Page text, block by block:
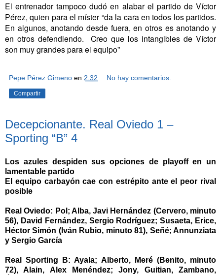
El entrenador tampoco dudó en alabar el partido de Víctor
Pérez, quien para el míster “da la cara en todos los partidos.
En algunos, anotando desde fuera, en otros es anotando y
en otros defendiendo. Creo que los intangibles de Víctor
son muy grandes para el equipo”
Pepe Pérez Gimeno en 2:32 No hay comentarios:
Compartir
Decepcionante. Real Oviedo 1 –
Sporting “B” 4
Los azules despiden sus opciones de playoff en un
lamentable partido
El equipo carbayón cae con estrépito ante el peor rival
posible
Real Oviedo: Pol; Alba, Javi Hernández (Cervero, minuto
56), David Fernández, Sergio Rodríguez; Susaeta, Erice,
Héctor Simón (Iván Rubio, minuto 81), Señé; Annunziata
y Sergio García
Real Sporting B: Ayala; Alberto, Meré (Benito, minuto
72), Alain, Alex Menéndez; Jony, Guitian, Zambano,